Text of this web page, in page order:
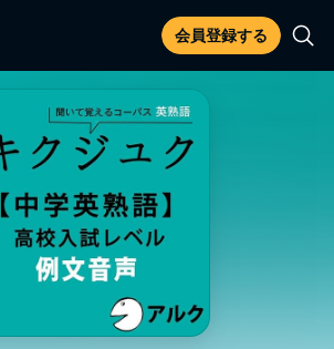
会員登録する